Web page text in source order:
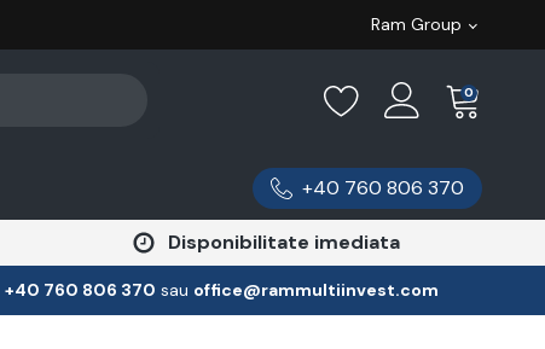
Ram Group
0
+40 760 806 370
Disponibilitate imediata
‪+40 760 806 370 ‬ sau office@rammultiinvest.com